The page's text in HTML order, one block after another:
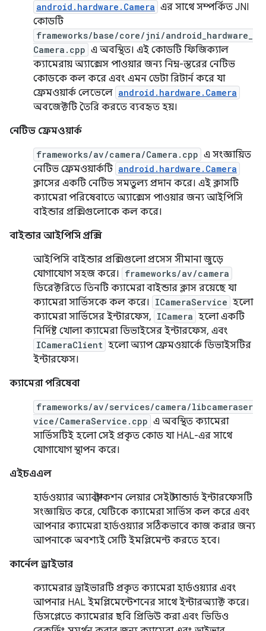
android.hardware.Camera এর সাথে সম্পর্কিত JNI
কোডটি
frameworks/base/core/jni/android_hardware_
Camera.cpp এ অবস্থিত। এই কোডটি ফিজিক্যাল
ক্যামেরায় অ্যাক্সেস পাওয়ার জন্য নিম্ন-স্তরের নেটিভ
কোডকে কল করে এবং এমন ডেটা রিটার্ন করে যা
ফ্রেমওয়ার্ক লেভেলে android.hardware.Camera
অবজেক্টটি তৈরি করতে ব্যবহৃত হয়।
নেটিভ ফ্রেমওয়ার্ক
frameworks/av/camera/Camera.cpp এ সংজ্ঞায়িত
নেটিভ ফ্রেমওয়ার্কটি android.hardware.Camera
ক্লাসের একটি নেটিভ সমতুল্য প্রদান করে। এই ক্লাসটি
ক্যামেরা পরিষেবাতে অ্যাক্সেস পাওয়ার জন্য আইপিসি
বাইন্ডার প্রক্সিগুলোকে কল করে।
বাইন্ডার আইপিসি প্রক্সি
আইপিসি বাইন্ডার প্রক্সিগুলো প্রসেস সীমানা জুড়ে
যোগাযোগ সহজ করে। frameworks/av/camera
ডিরেক্টরিতে তিনটি ক্যামেরা বাইন্ডার ক্লাস রয়েছে যা
ক্যামেরা সার্ভিসকে কল করে। ICameraService হলো
ক্যামেরা সার্ভিসের ইন্টারফেস, ICamera হলো একটি
নির্দিষ্ট খোলা ক্যামেরা ডিভাইসের ইন্টারফেস, এবং
ICameraClient হলো অ্যাপ ফ্রেমওয়ার্কে ডিভাইসটির
ইন্টারফেস।
ক্যামেরা পরিষেবা
frameworks/av/services/camera/libcameraser
vice/CameraService.cpp এ অবস্থিত ক্যামেরা
সার্ভিসটিই হলো সেই প্রকৃত কোড যা HAL-এর সাথে
যোগাযোগ স্থাপন করে।
এইচএএল
হার্ডওয়্যার অ্যাবস্ট্রাকশন লেয়ার সেই স্ট্যান্ডার্ড ইন্টারফেসটি
সংজ্ঞায়িত করে, যেটিকে ক্যামেরা সার্ভিস কল করে এবং
আপনার ক্যামেরা হার্ডওয়্যার সঠিকভাবে কাজ করার জন্য
আপনাকে অবশ্যই সেটি ইমপ্লিমেন্ট করতে হবে।
কার্নেল ড্রাইভার
ক্যামেরার ড্রাইভারটি প্রকৃত ক্যামেরা হার্ডওয়্যার এবং
আপনার HAL ইমপ্লিমেন্টেশনের সাথে ইন্টারঅ্যাক্ট করে।
ডিসপ্লেতে ক্যামেরার ছবি প্রিভিউ করা এবং ভিডিও